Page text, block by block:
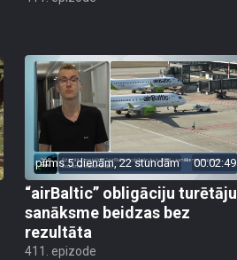
pirms 5 dienām, 22 stundām 00:02:49
“airBaltic” obligāciju turētāju
sanāksme beidzas bez
rezultāta
411. epizode